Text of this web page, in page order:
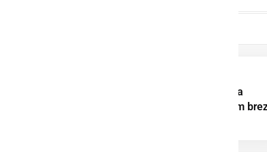
Gajševskega jezera
ponekod že povsem